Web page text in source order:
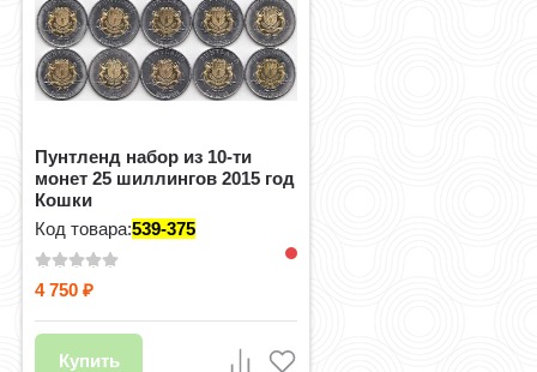
Пунтленд набор из 10-ти
монет 25 шиллингов 2015 год
Кошки
Код товара:539-375
4 750₽
Купить